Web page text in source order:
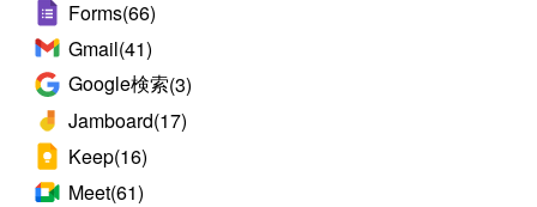
Forms(66)
Gmail(41)
Google検索(3)
Jamboard(17)
Keep(16)
Meet(61)